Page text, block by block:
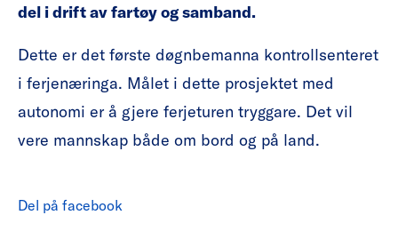
del i drift av fartøy og samband.
Dette er det første døgnbemanna kontrollsenteret
i ferjenæringa. Målet i dette prosjektet med
autonomi er å gjere ferjeturen tryggare. Det vil
vere mannskap både om bord og på land.
Del på facebook